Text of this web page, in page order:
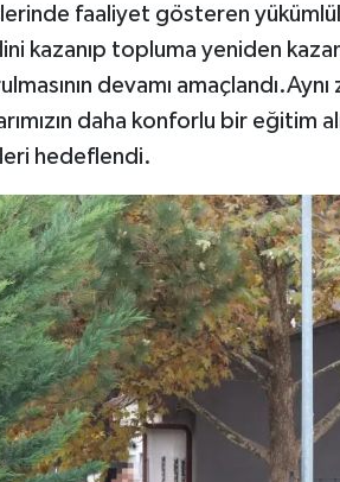
faaliyet gösteren
kazanıp topluma yeniden
devamı
daha konforlu bir eğitim
hedeflendi.